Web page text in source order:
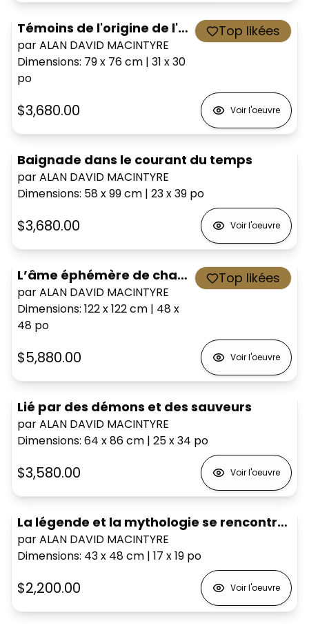
Témoins de l'origine de l'histoire,
par ALAN DAVID MACINTYRE
Dimensions: 79 x 76cm | 31 x 30
po
Top likées
$3,680.00 Voir l'oeuvre
Baignade dans le courant du temps
par ALAN DAVID MACINTYRE
Dimensions: 58 x 99cm | 23 x 39 po
$3,680.00 Voir l'oeuvre
L’âme éphémère de chaque instant
par ALAN DAVID MACINTYRE
Dimensions: 122 x 122cm | 48 x
48 po
Top likées
$5,880.00 Voir l'oeuvre
Lié par des démons et des sauveurs
par ALAN DAVID MACINTYRE
Dimensions: 64 x 86cm | 25 x 34 po
$3,580.00 Voir l'oeuvre
La légende et la mythologie se rencontrent entre,
par ALAN DAVID MACINTYRE
Dimensions: 43 x 48cm | 17 x 19 po
$2,200.00 Voir l'oeuvre